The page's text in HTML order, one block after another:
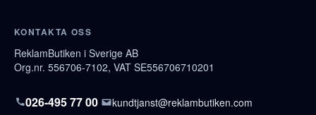
KONTAKTA OSS
ReklamButiken i Sverige AB
Org.nr. 556706-7102, VAT SE556706710201
026-495 77 00 kundtjanst@reklambutiken.com